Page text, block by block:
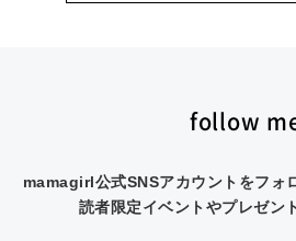
follow
mamagirl公式SNSアカウントをフォ
読者限定イベントやプレゼン